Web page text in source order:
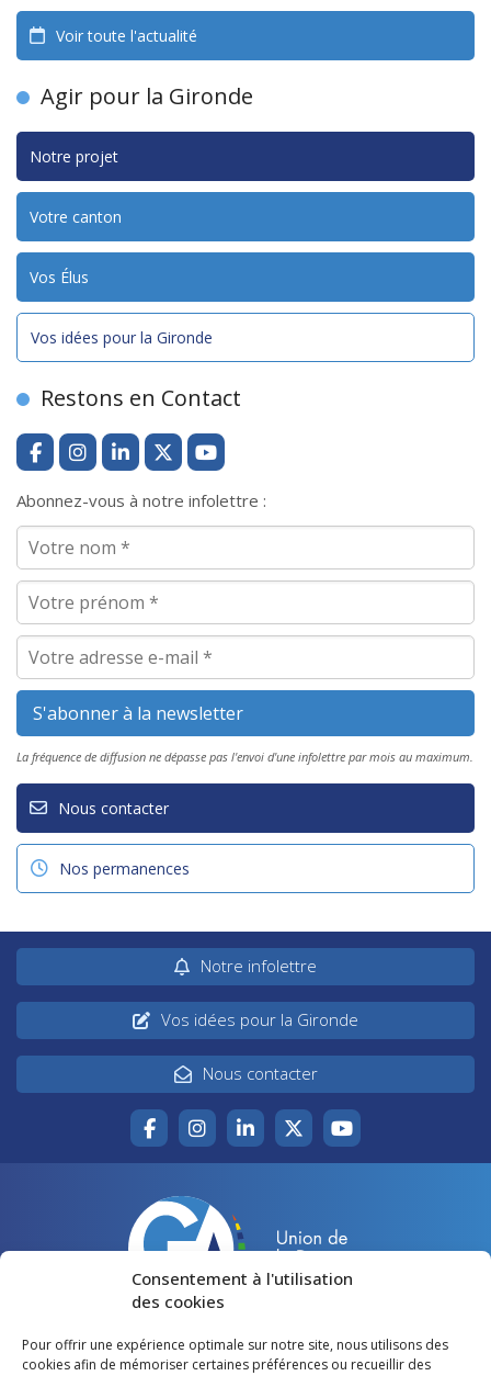
Consentement à l'utilisation
des cookies
Pour offrir une expérience optimale sur notre site, nous utilisons des
cookies afin de mémoriser certaines préférences ou recueillir des
Voir toute l'actualité
Agir pour la Gironde
Notre projet
Votre canton
Vos Élus
Vos idées pour la Gironde
Restons en Contact
Abonnez-vous à notre infolettre :
La fréquence de diffusion ne dépasse pas l'envoi d'une infolettre par mois au maximum.
Nous contacter
Nos permanences
Notre infolettre
Vos idées pour la Gironde
Nous contacter
Accueil Agir pour la Gironde